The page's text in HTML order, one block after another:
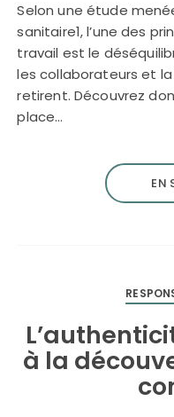
Selon une étude
sanitaire1, l’une des
travail est le
les collaborateurs et la
retirent. Découvrez
place…
EN
à la